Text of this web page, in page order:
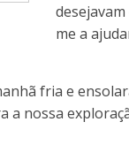
me a
fria e
a nossa